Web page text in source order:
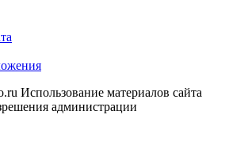
Использование материалов сайта
администрации